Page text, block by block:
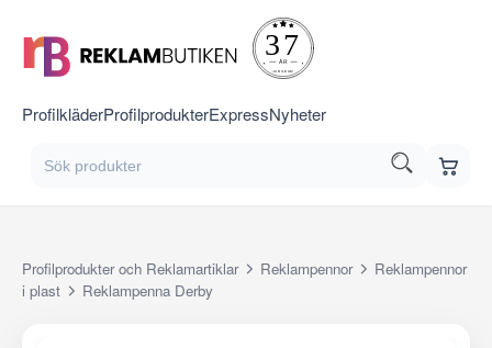
ProfilkläderProfilprodukterExpressNyheter
Profilprodukter och Reklamartiklar Reklampennor
Reklampennor
i plast
Reklampenna Derby